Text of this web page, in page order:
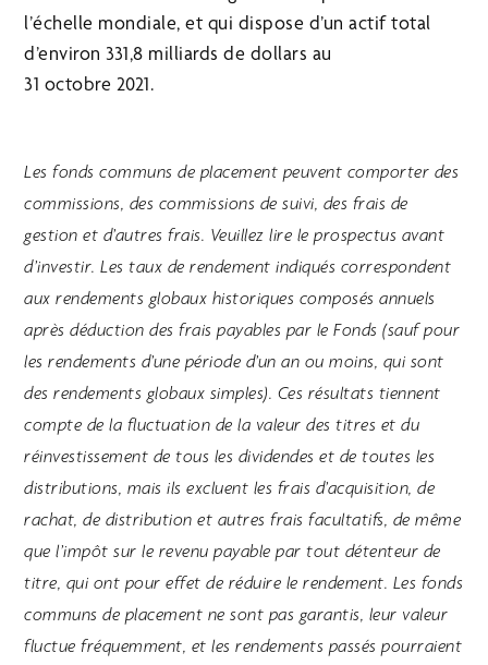
l’échelle mondiale, et qui dispose d’un actif total
d’environ 331,8 milliards de dollars au
31 octobre 2021.
Les fonds communs de placement peuvent comporter des
commissions, des commissions de suivi, des frais de
gestion et d’autres frais. Veuillez lire le prospectus avant
d’investir. Les taux de rendement indiqués correspondent
aux rendements globaux historiques composés annuels
après déduction des frais payables par le Fonds (sauf pour
les rendements d’une période d’un an ou moins, qui sont
des rendements globaux simples). Ces résultats tiennent
compte de la fluctuation de la valeur des titres et du
réinvestissement de tous les dividendes et de toutes les
distributions, mais ils excluent les frais d’acquisition, de
rachat, de distribution et autres frais facultatifs, de même
que l’impôt sur le revenu payable par tout détenteur de
titre, qui ont pour effet de réduire le rendement. Les fonds
communs de placement ne sont pas garantis, leur valeur
fluctue fréquemment, et les rendements passés pourraient